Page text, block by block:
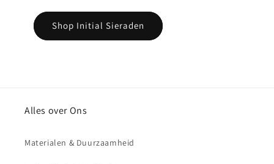
Shop Initial Sieraden
Alles over Ons
Materialen & Duurzaamheid